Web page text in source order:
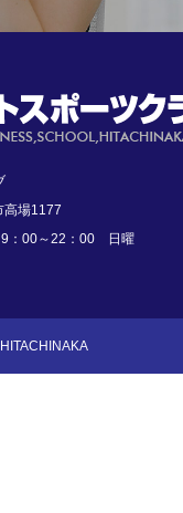
高場1177
：00～22：00 日曜